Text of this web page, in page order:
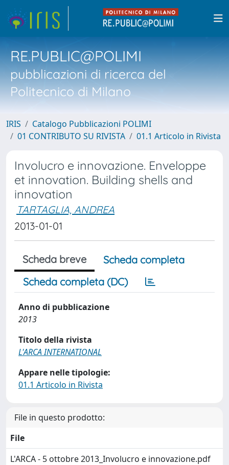
RE.PUBLIC@POLIMI
pubblicazioni di ricerca del
Politecnico di Milano
IRIS
Catalogo Pubblicazioni POLIMI
01 CONTRIBUTO SU RIVISTA
01.1 Articolo in Rivista
Involucro e innovazione. Enveloppe
et innovation. Building shells and
innovation
TARTAGLIA, ANDREA
2013-01-01
Scheda breve
Scheda completa
Scheda completa (DC)
Anno di pubblicazione
2013
Titolo della rivista
L'ARCA INTERNATIONAL
Appare nelle tipologie:
01.1 Articolo in Rivista
File in questo prodotto:
File
L'ARCA - 5 ottobre 2013_Involucro e innovazione.pdf